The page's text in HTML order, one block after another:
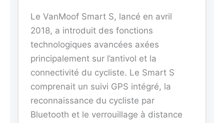
Le VanMoof Smart S, lancé en avril
2018, a introduit des fonctions
technologiques avancées axées
principalement sur l’antivol et la
connectivité du cycliste. Le Smart S
comprenait un suivi GPS intégré, la
reconnaissance du cycliste par
Bluetooth et le verrouillage à distance